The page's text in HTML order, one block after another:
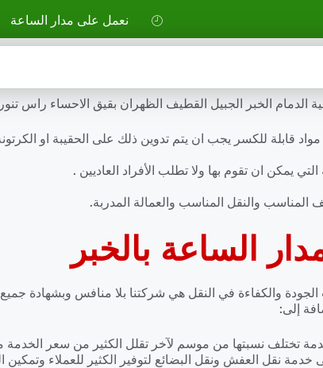
نعمل على مدار الساعة
الخبر الجبيل القطيف الظهران بقيق الاحساء راس
قابلة للكسر يجب ان يتم تدوين ذلك على الحقيبة او
يمكن ان تقوم بها ولا تطلب الأفراد العاديين .
المناسب والنقل المناسب والعمالة المدربة.
الساعة بالخبر
والكفاءة في النقل هي شركتنا بلا منافس وبشهادة
إلى:
تختلف نسبتها من موسم لآخر تقلل الكثير من سعر الخدمة
نقل العفش ونقل البضائع لتوفير الكثير للعملاء وتمكين